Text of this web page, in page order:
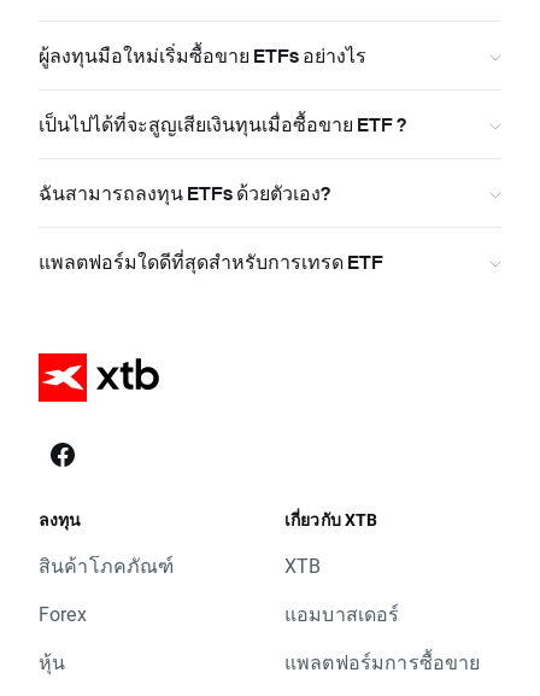
ผู้ลงทุนมือใหม่เริ่มซื้อขาย ETFs อย่างไร
เป็นไปได้ที่จะสูญเสียเงินทุนเมื่อซื้อขาย ETF ?
ฉันสามารถลงทุน ETFs ด้วยตัวเอง?
แพลตฟอร์มใดดีที่สุดสำหรับการเทรด ETF
ลงทุน
สินค้าโภคภัณฑ์
Forex
หุ้น
เกี่ยวกับ XTB
XTB
แอมบาสเดอร์
แพลตฟอร์มการซื้อขาย